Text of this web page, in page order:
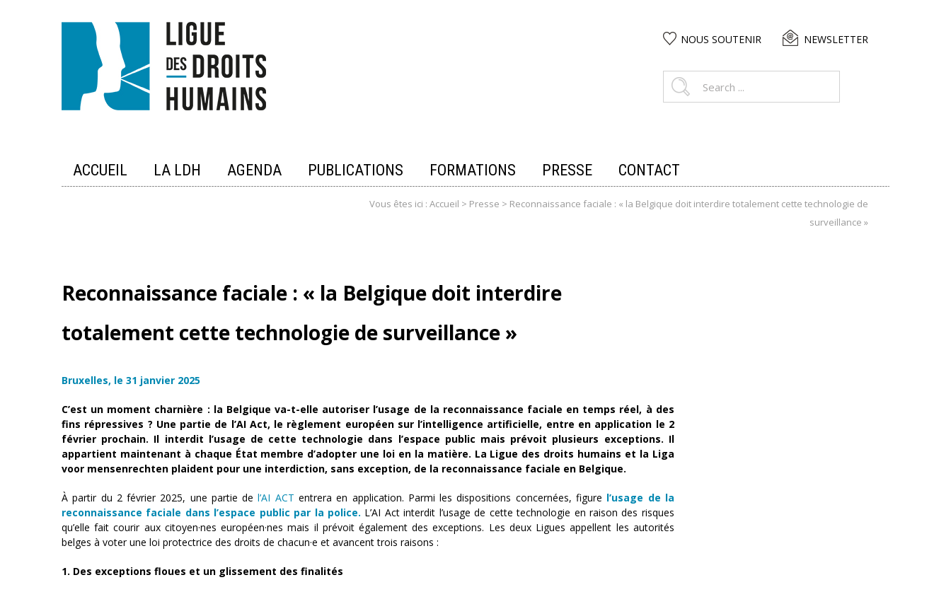
NOUS SOUTENIR NEWSLETTER
ACCUEIL LA LDH AGENDA PUBLICATIONS FORMATIONS PRESSE CONTACT
Vous êtes ici : Accueil > Presse > Reconnaissance faciale : « la Belgique doit interdire totalement cette technologie de
surveillance »
Reconnaissance faciale : « la Belgique doit interdire
totalement cette technologie de surveillance »
Bruxelles, le 31 janvier 2025
C’est un moment charnière : la Belgique va-t-elle autoriser l’usage de la reconnaissance faciale en temps réel, à des
fins répressives ? Une partie de l’AI Act, le règlement européen sur l’intelligence artificielle, entre en application le 2
février prochain. Il interdit l’usage de cette technologie dans l’espace public mais prévoit plusieurs exceptions. Il
appartient maintenant à chaque État membre d’adopter une loi en la matière. La Ligue des droits humains et la Liga
voor mensenrechten plaident pour une interdiction, sans exception, de la reconnaissance faciale en Belgique.
À partir du 2 février 2025, une partie del’AI ACT entrera en application. Parmi les dispositions concernées, figure l’usage de la
reconnaissance faciale dans l’espace public par la police. L’AI Act interdit l’usage de cette technologie en raison des risques
qu’elle fait courir aux citoyen·nes européen·nes mais il prévoit également des exceptions. Les deux Ligues appellent les autorités
belges à voter une loi protectrice des droits de chacun·e et avancent trois raisons :
1. Des exceptions floues et un glissement des finalités